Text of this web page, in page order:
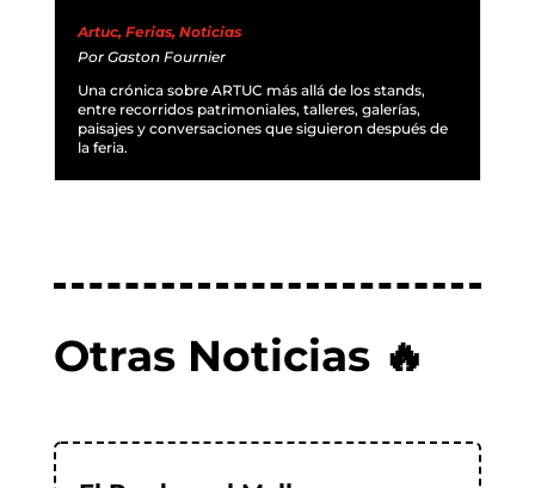
Artuc, Ferias, Noticias
Por Gaston Fournier
Una crónica sobre ARTUC más allá de los stands,
entre recorridos patrimoniales, talleres, galerías,
paisajes y conversaciones que siguieron después de
la feria.
Otras Noticias 🔥